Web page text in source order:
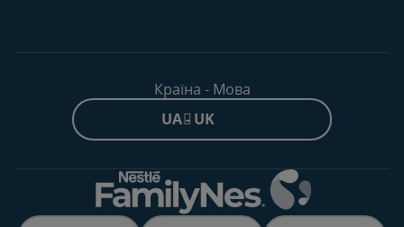
Країна - Мова
UA - UK